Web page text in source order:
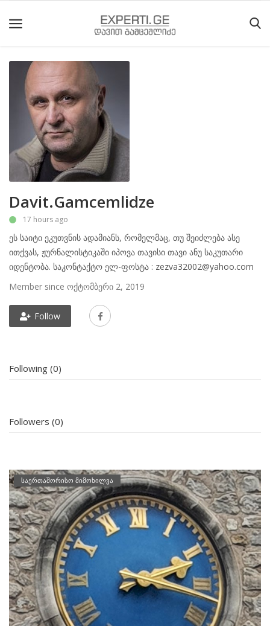
მთავარი
მიმდინარე
მოვლენები
საიტის
შესახებ
მოძრაობის
ისტორია
სტატიები
Davit.Gamcemlidze
17 hours ago
ეს საიტი ეკუთვნის ადამიანს, რომელმაც, თუ შეიძლება ასე
ითქვას, ჟურნალისტიკაში იპოვა თავისი თავი ანუ საკუთარი
იდენტობა. საკონტაქტო ელ-ფოსტა : zezva32002@yahoo.com
Member since ოქტომბერი 2, 2019
Follow
Following (0)
Followers (0)
საერთაშორისო მიმოხილვა